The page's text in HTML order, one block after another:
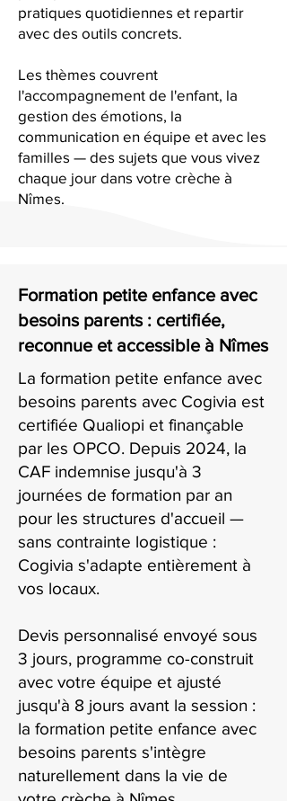
pratiques quotidiennes et repartir
avec des outils concrets.
Les thèmes couvrent
l'accompagnement de l'enfant, la
gestion des émotions, la
communication en équipe et avec les
familles — des sujets que vous vivez
chaque jour dans votre crèche à
Nîmes.
Formation petite enfance avec
besoins parents : certifiée,
reconnue et accessible à Nîmes
La formation petite enfance avec
besoins parents avec Cogivia est
certifiée Qualiopi et finançable
par les OPCO. Depuis 2024, la
CAF indemnise jusqu'à 3
journées de formation par an
pour les structures d'accueil —
sans contrainte logistique :
Cogivia s'adapte entièrement à
vos locaux.
Devis personnalisé envoyé sous
3 jours, programme co-construit
avec votre équipe et ajusté
jusqu'à 8 jours avant la session :
la formation petite enfance avec
besoins parents s'intègre
naturellement dans la vie de